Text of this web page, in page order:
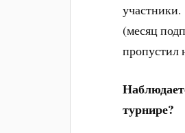
(месяц
пропустил
турнире?